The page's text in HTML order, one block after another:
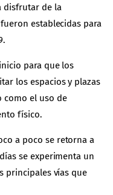
disfrutar de la
establecidas para
para que los
los espacios y plazas
como el uso de
físico.
a poco se retorna a
se experimenta un
principales vías que